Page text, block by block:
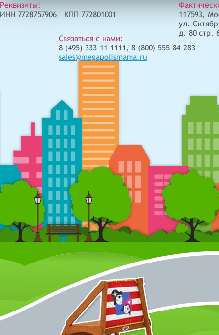
Реквизиты:
ИНН 7728757906 КПП 772801001
Связаться с нами:
8 (495) 333-11-1111, 8 (800) 555-84-283
sales@megapolismama.ru
117593,
ул.
д. 80 стр.